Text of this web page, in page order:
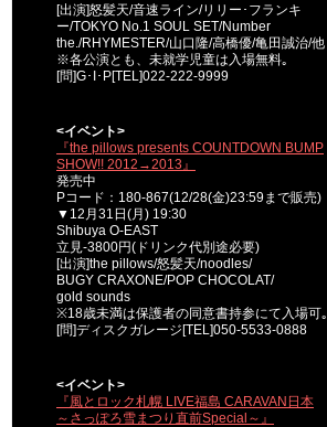
[出演]怒髪天/音速ライン/リリー･フランキ
ー/TOKYO No.1 SOUL SET/Number
the./RHYMESTER/山口隆/高橋優/亀田誠治/他
※各公演とも、未就学児童は入場無料｡
[問]G･I･P[TEL]022-222-9999
<イベント>
『the pillows presents COUNTDOWN BUMP
SHOW!! 2012→2013』
発売中
Pコード：180-867(12/28(金)23:59まで販売)
▼12月31日(月) 19:30
Shibuya O-EAST
立見-3800円(ドリンク代別途必要)
[出演]the pillows/怒髪天/noodles/
BUGY CRAXONE/POP CHOCOLAT/
gold sounds
※18歳未満は保護者の同意書持参にて入場可｡
[問]ディスクガレージ[TEL]050-5533-0888
<イベント>
『風とロック札幌 LIVE福島 CARAVAN日本
～さっぽろ雪まつり直前Special～』